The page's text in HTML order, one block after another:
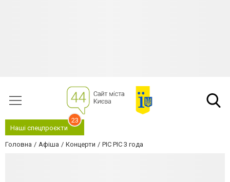
Наші спецпроєкти
23
Головна Афіша Концерти PIC PIC 3 года